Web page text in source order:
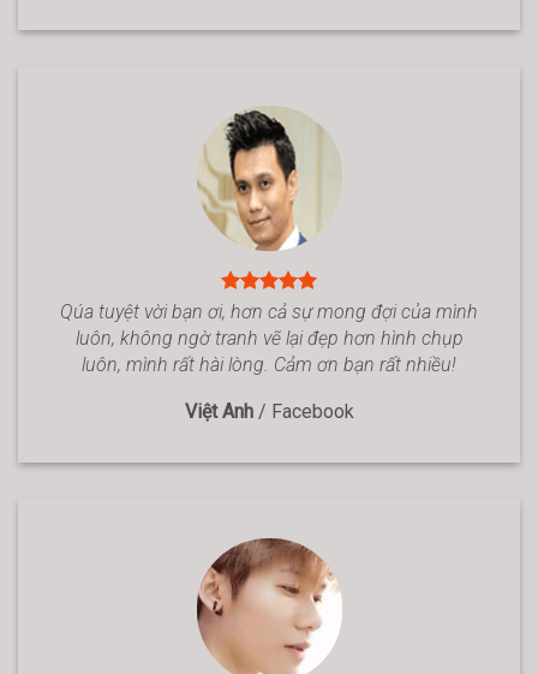
Qúa tuyệt vời bạn ơi, hơn cả sự mong đợi của mình
luôn, không ngờ tranh vẽ lại đẹp hơn hình chụp
luôn, mình rất hài lòng. Cảm ơn bạn rất nhiều!
Việt Anh / Facebook